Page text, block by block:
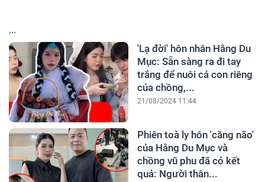
...
'Lạ đời' hôn nhân Hằng Du
Mục: Sẵn sàng ra đi tay
trắng để nuôi cả con riêng
của chồng,...
21/08/2024 11:44
Phiên toà ly hôn 'căng não'
của Hằng Du Mục và
chồng vũ phu đã có kết
quả: Người thân...